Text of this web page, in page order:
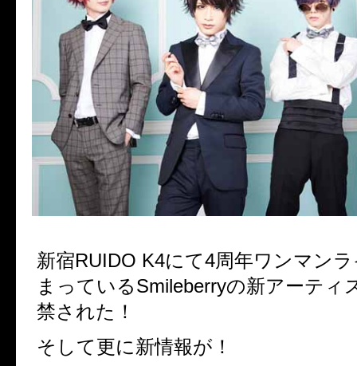
新宿RUIDO K4にて4周年ワンマン
まっているSmileberryの新アーティ
禁された！
そして更に新情報が！